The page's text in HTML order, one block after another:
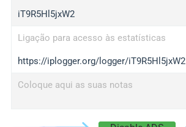
iT9R5Hl5jxW2
Ligação para acesso às estatísticas
https://iplogger.org/logger/iT9R5Hl5jxW2
Coloque aqui as suas notas